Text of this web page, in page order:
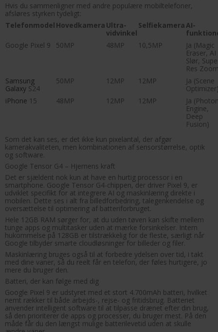
Hvis du sammenligner med andre populære mobiltelefoner,
afsløres styrken tydeligt:
Telefonmodel Hovedkamera Ultra-
vidvinkel
Selfiekamera AI-
Google Pixel 9
50MP 48MP 10,5MP
Ja (Magic
Eraser, AI
Slør,
Res
Samsung
Galaxy S24
50MP 12MP 12MP
Ja (Scene
iPhone 15 48MP 12MP 12MP
Ja
Engine,
Deep
Fusion)
Som det kan ses, er det ikke kun pixelantal, der afgør
kamerakvaliteten, men kombinationen af sensorstørrelse, optik
og software.
Google Tensor G4 – Hjernens kraft
Det er sjældent nok kun at have en hurtig processor i en
smartphone. Google Tensor G4-chippen, der driver Pixel 9, er
udviklet specifikt for at integrere AI og maskinlæring direkte i
mobilen. Dette ses i alt fra billedforbedring, talegenkendelse og
oversættelse til optimering af batteriforbruget.
Hele 12GB RAM sørger for, at du uden tøven kan skifte mellem
tunge apps og multitasker uden at mærke forsinkelser. Intern
hukommelse på 128GB er tilstrækkelig for de fleste, særligt når
Google tilbyder smarte cloudløsninger for billeder og filer.
Maskinlæring bruges også til at forbedre ydelsen over tid, i takt
med dine vaner, så du reelt får en telefon, der føles hurtigere, jo
mere du bruger den.
Batteri, der kan følge med dig
Google Pixel 9 er udstyret med et stort 4.700mAh batteri, hvilket
nemt rækker til både arbejds-, rejse- og fritidsbrug. Batteriet
anvender intelligent software til at tilpasse drænet efter din brug,
så den prioriterer de apps og processer, du bruger mest. På den
måde får du den længst mulige batterilevetid uden at skulle